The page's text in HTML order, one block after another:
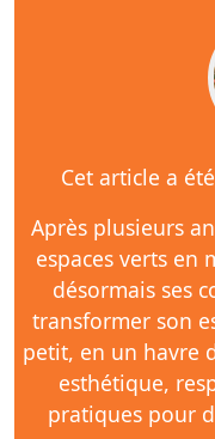
Cet article a
Après plusieurs
espaces verts en
désormais ses
transformer son
petit, en un havre
esthétique,
pratiques pour